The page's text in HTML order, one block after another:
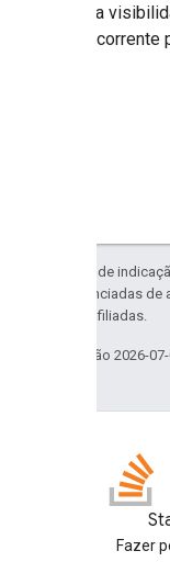
e a
recorrente
Exceto em caso de
código são licenciadas de
da Oracle e/ou afiliadas.
Última atualização 2026-07-
Fazer